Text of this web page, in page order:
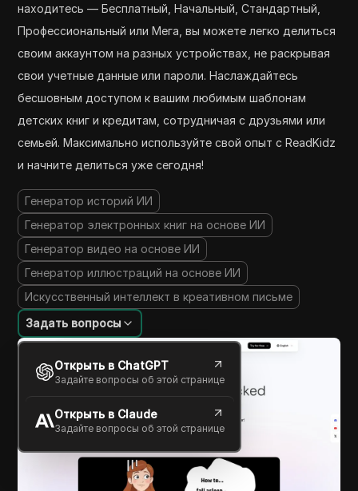
находитесь — Бесплатный, Начальный, Стандартный,
Профессиональный или Мега, вы можете легко делиться
своим аккаунтом на разных устройствах, не раскрывая
свои учетные данные или пароли. Наслаждайтесь
бесшовным доступом к вашим любимым шаблонам
детских книг и кредитам, сотрудничая с друзьями или
семьей. Максимально используйте свой опыт с ReadKidz
и начните делиться уже сегодня!
Генератор историй ИИ
Генератор электронных книг на основе ИИ
Генератор видео на основе ИИ
Генератор иллюстраций на основе ИИ
Искусственный интеллект в креативном письме
Задать вопросы
Открыть в ChatGPT
Задайте вопросы об этой странице
Открыть в Claude
Задайте вопросы об этой странице